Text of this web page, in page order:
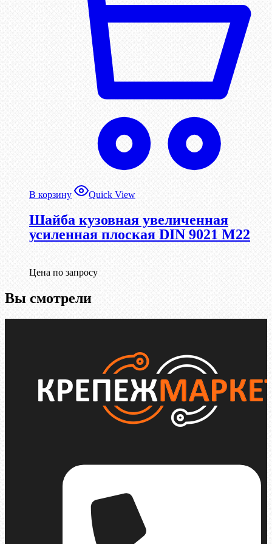
В корзину Quick View
Шайба кузовная увеличенная
усиленная плоская DIN 9021 М22
Цена по запросу
Вы смотрели